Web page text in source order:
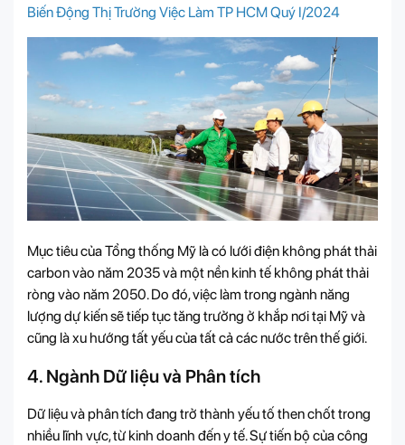
Biến Động Thị Trường Việc Làm TP HCM Quý I/2024
Mục tiêu của Tổng thống Mỹ là có lưới điện không phát thải
carbon vào năm 2035 và một nền kinh tế không phát thải
ròng vào năm 2050. Do đó, việc làm trong ngành năng
lượng dự kiến sẽ tiếp tục tăng trưởng ở khắp nơi tại Mỹ và
cũng là xu hướng tất yếu của tất cả các nước trên thế giới.
4. Ngành Dữ liệu và Phân tích
Dữ liệu và phân tích đang trở thành yếu tố then chốt trong
nhiều lĩnh vực, từ kinh doanh đến y tế. Sự tiến bộ của công